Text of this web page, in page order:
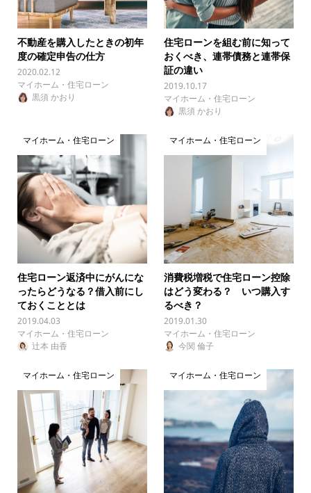
不動産を購入したときの初年
度の確定申告の仕方
2020.02.12
マイホーム・住宅ローン
黒須 かおり
住宅ローンを組む前に知って
おくべき、連帯債務と連帯保
証の違い
2019.10.17
マイホーム・住宅ローン
黒須 かおり
マイホーム・住宅ローン
住宅ローン返済中にがんにな
ったらどうなる？借入前にし
ておくこととは
2019.04.03
マイホーム・住宅ローン
辻本 由香
マイホーム・住宅ローン
消費税増税で住宅ローン控除
はどう変わる？ いつ購入す
るべき？
2019.01.30
マイホーム・住宅ローン
今関 倫子
マイホーム・住宅ローン マイホーム・住宅ローン